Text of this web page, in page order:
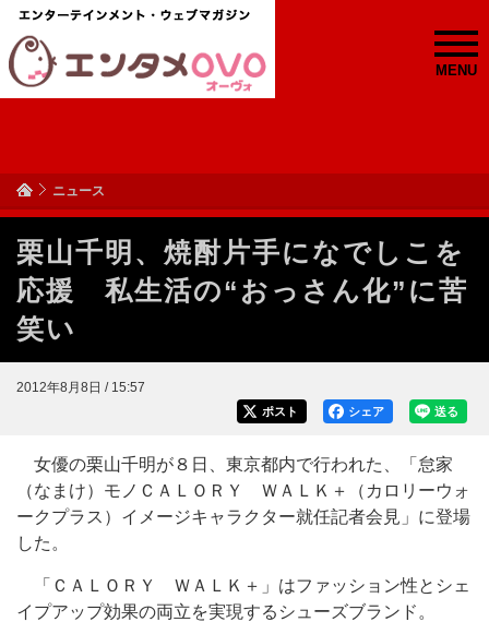
MENU
ニュース
栗山千明、焼酎片手になでしこを
応援 私生活の“おっさん化”に苦
笑い
2012年8月8日 / 15:57
送る
シェア
ポスト
女優の栗山千明が８日、東京都内で行われた、「怠家
（なまけ）モノＣＡＬＯＲＹ ＷＡＬＫ＋（カロリーウォ
ークプラス）イメージキャラクター就任記者会見」に登場
した。
「ＣＡＬＯＲＹ ＷＡＬＫ＋」はファッション性とシェ
イプアップ効果の両立を実現するシューズブランド。